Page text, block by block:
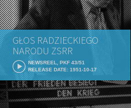
GŁOS RADZIECKIEGO
NARODU ZSRR
NEWSREEL, PKF 43/51
RELEASE DATE: 1951-10-17